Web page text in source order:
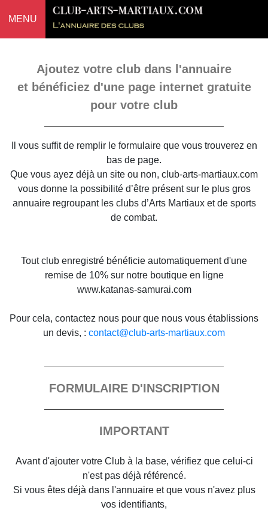
MENU
Ajoutez votre club dans l'annuaire
et bénéficiez d'une page internet gratuite
pour votre club
Il vous suffit de remplir le formulaire que vous trouverez en
bas de page.
Que vous ayez déjà un site ou non, club-arts-martiaux.com
vous donne la possibilité d’être présent sur le plus gros
annuaire regroupant les clubs d’Arts Martiaux et de sports
de combat.
Tout club enregistré bénéficie automatiquement d'une
remise de 10% sur notre boutique en ligne
www.katanas-samurai.com
Pour cela, contactez nous pour que nous vous établissions
un devis, : contact@club-arts-martiaux.com
FORMULAIRE D'INSCRIPTION
IMPORTANT
Avant d'ajouter votre Club à la base, vérifiez que celui-ci
n'est pas déjà référencé.
Si vous êtes déjà dans l'annuaire et que vous n'avez plus
vos identifiants,